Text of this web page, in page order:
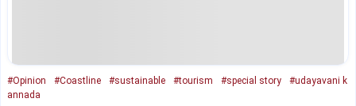
#Opinion #Coastline #sustainable #tourism #special story
#udayavani k
annada